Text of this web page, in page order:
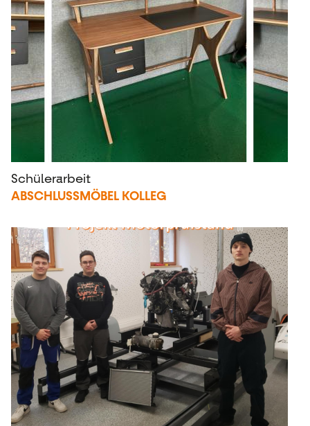
Schülerarbeit
ABSCHLUSSMÖBEL KOLLEG